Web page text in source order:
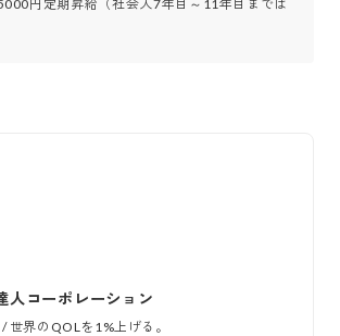
円定期昇給（社会人7年目～11年目までは
人コーポレーション
世界のQOLを1%上げる。